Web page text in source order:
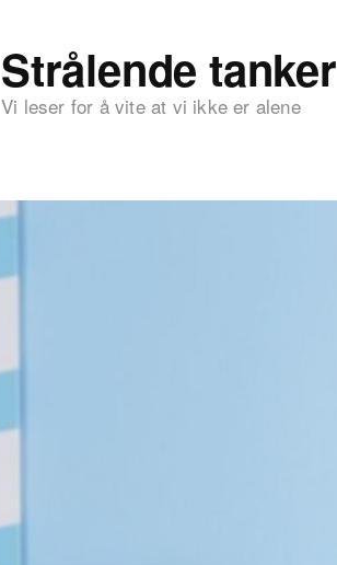
Strålende tanker
Vi leser for å vite at vi ikke er alene